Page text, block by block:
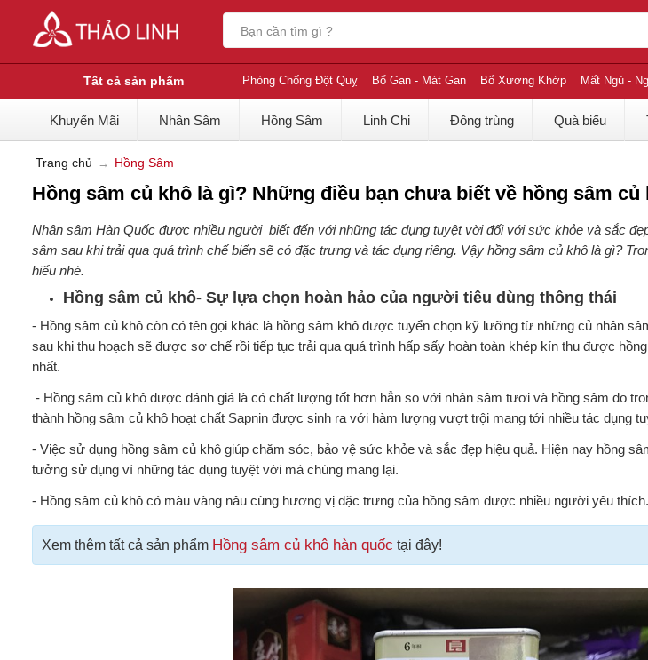
Tất cả sản phẩm Phòng Chống Đột Quỵ Bổ Gan - Mát Gan Bổ Xương Khớp Mất Ngủ -
Khuyến Mãi Nhân Sâm Hồng Sâm Linh Chi Đông trùng Quà biếu
Trang chủ Hồng Sâm
Hồng sâm củ khô là gì? Những điều bạn chưa biết về hồng sâm củ
Nhân sâm Hàn Quốc được nhiều người biết đến với những tác dụng tuyệt vời đối với sức khỏe và sắc
sâm sau khi trải qua quá trình chế biến sẽ có đặc trưng và tác dụng riêng. Vậy hồng sâm củ khô là gì?
hiểu nhé.
Hồng sâm củ khô- Sự lựa chọn hoàn hảo của người tiêu dùng thông thái
- Hồng sâm củ khô còn có tên gọi khác là hồng sâm khô được tuyển chọn kỹ lưỡng từ những củ nhân
sau khi thu hoạch sẽ được sơ chế rồi tiếp tục trải qua quá trình hấp sấy hoàn toàn khép kín thu được
nhất.
- Hồng sâm củ khô được đánh giá là có chất lượng tốt hơn hẳn so với nhân sâm tươi và hồng sâm do
thành hồng sâm củ khô hoạt chất Sapnin được sinh ra với hàm lượng vượt trội mang tới nhiều tác dụng
- Việc sử dụng hồng sâm củ khô giúp chăm sóc, bảo vệ sức khỏe và sắc đẹp hiệu quả. Hiện nay hồng
tưởng sử dụng vì những tác dụng tuyệt vời mà chúng mang lại.
- Hồng sâm củ khô có màu vàng nâu cùng hương vị đặc trưng của hồng sâm được nhiều người yêu thích.
Xem thêm tất cả sản phẩm Hồng sâm củ khô hàn quốc tại đây!